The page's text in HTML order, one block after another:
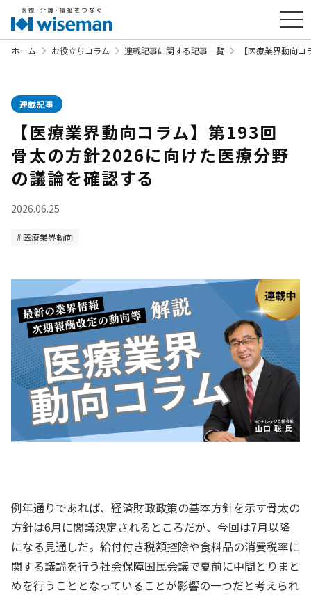
ホーム お役立ちコラム 連載記事に関する記事一覧 【医療業界動向
連載記事
【医療業界動向コラム】第193回
骨太の方針2026に向けた医療分野
の議論を確認する
2026.06.25
医療業界動向
例年通りであれば、経済財政政策の基本方針を示す骨太の
方針は6月に閣議決定されるところだが、今回は7月以降
になる見通しだ。給付付き税額控除や食料品の消費税率に
関する議論を行う社会保障国民会議で夏前に中間とりまと
めを行うこととなっていることが影響の一つだと考えられ